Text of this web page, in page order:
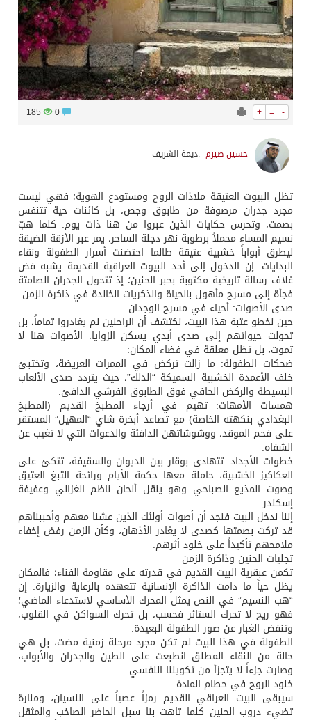
+ = -
185
حسين صيرم :ديمة الشريف
تظل البيوت العتيقة ملاذات الروح ومستودع الهوية؛ فهي ليست
مجرد جدران مرصوفة من طابوق وجص، بل كائنات حية تتنفس
بصمت، وتحرس حكايات الذين عبروا من هنا ذات يوم. كلما هبّ
نسيم المساء محملاً برطوبة نهر دجلة الساحر، يمر عبر الأزقة الضيقة
ليطرق أبواباً خشبية عتيقة طالما احتضنت أسرار الطفولة ونقاء
البدايات. إن الدخول إلى أحد البيوت العراقية القديمة يشبه فض
غلاف رسالة تاريخية مكتوبة بحبر الحنين؛ إذ تتحول الجدران الصامتة
فجأة إلى مسرح مأهول بالحياة والذكريات الخالدة في ذاكرة الزمن.
صدى الأصوات: أحياء في مسرح الوجدان
حين نخطو عتبة هذا البيت، نكتشف أن الراحلين لم يغادروا تماماً، بل
تحولت حيواتهم إلى صدى أبدي يسكن الزوايا. الأصوات هنا لا
تموت، بل تظل معلقة في فضاء المكان:
ضحكات الطفولة: ما زالت تركض في الممرات العريضة، وتختبئ
خلف الأعمدة الخشبية السميكة “الدلك”، حيث يتردد صدى الألعاب
البسيطة والركض الحافي فوق الطابوق الفرشي الدافئ.
همسات الأمهات: تهيم في أرجاء المطبخ القديم (المطبخ
البغدادي بنكهته الخاصة) مع تصاعد أبخرة شاي “المهيل” المستقر
على فحم الموقد، ووشوشاتهن الدافئة والدعوات التي لا تغيب عن
الشفاه.
خطوات الأجداد: تتهادى بوقار بين الديوان والسقيفة، تتكئ على
العكاكيز الخشبية، حاملة معها حكمة الأيام ورائحة التبغ العتيق
وصوت المذيع الصباحي وهو ينقل ألحان ناظم الغزالي وعفيفة
إسكندر.
إننا ندخل البيت فنجد أن أصوات أولئك الذين عشنا معهم وأحببناهم
قد تركت بصمتها كصدى لا يغادر الأذهان، وكأن الزمن رفض إخفاء
ملامحهم تأكيداً على خلود أثرهم.
تجليات الحنين وذاكرة الزمن
تكمن عبقرية البيت القديم في قدرته على مقاومة الفناء؛ فالمكان
يظل حياً ما دامت الذاكرة الإنسانية تتعهده بالرعاية والزيارة. إن
“هب النسيم” في النص يمثل المحرك الأساسي لاستدعاء الماضي؛
فهو ريح لا تحرك الستائر فحسب، بل تحرك السواكن في القلوب،
وتنفض الغبار عن صور الطفولة البعيدة.
الطفولة في هذا البيت لم تكن مجرد مرحلة زمنية مضت، بل هي
حالة من النقاء المطلق انطبعت على الطين والجدران والأبواب،
وصارت جزءاً لا يتجزأ من تكويننا النفسي.
خلود الروح في حطام المادة
سيبقى البيت العراقي القديم رمزاً عصياً على النسيان، ومنارة
تضيء دروب الحنين كلما تاهت بنا سبل الحاضر الصاخب والمثقل